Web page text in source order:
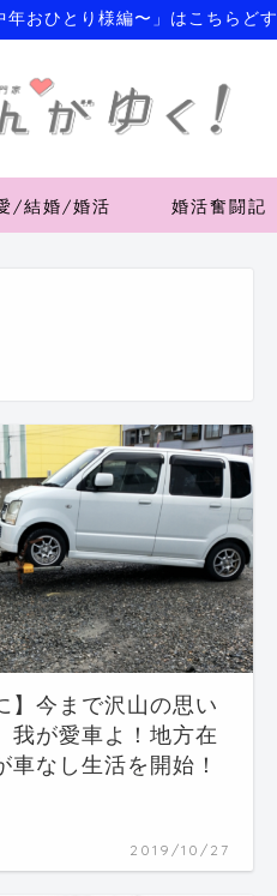
年おひとり様編〜」はこちらどす
/結婚/婚活 婚活奮闘記
】今まで沢山の思い
我が愛車よ！地方在
車なし生活を開始！
2019/10/27